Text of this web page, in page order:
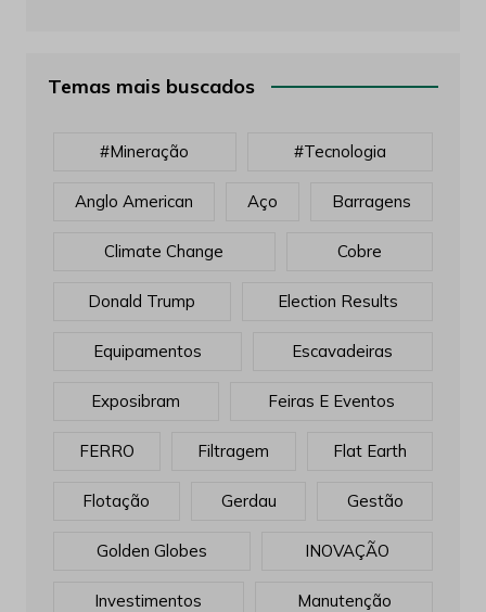
Temas mais buscados
#mineração #tecnologia
Anglo American Aço Barragens
Climate Change Cobre
Donald Trump Election Results
Equipamentos Escavadeiras
Exposibram Feiras E Eventos
FERRO Filtragem Flat Earth
Flotação Gerdau Gestão
Golden Globes INOVAÇÃO
Investimentos Manutenção